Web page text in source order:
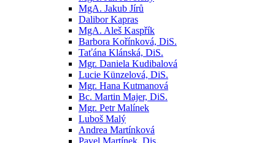
MgA. Jakub Jírů
Dalibor Kapras
MgA. Aleš Kaspřík
Barbora Kořínková, DiS.
Taťána Klánská, DiS.
Mgr. Daniela Kudibalová
Lucie Künzelová, DiS.
Mgr. Hana Kutmanová
Bc. Martin Majer, DiS.
Mgr. Petr Malínek
Luboš Malý
Andrea Martínková
Pavel Martínek, Dis.